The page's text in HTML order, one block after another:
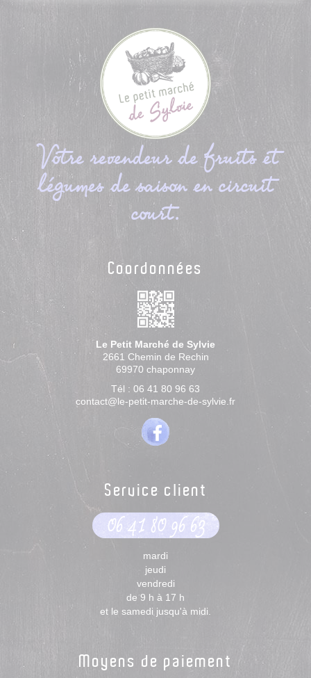
Votre revendeur de fruits et
légumes de saison en circuit
court.
Coordonnées
Le Petit Marché de Sylvie
2661 Chemin de Rechin
69970 chaponnay
Tél : 06 41 80 96 63
contact@le-petit-marche-de-sylvie.fr
Service client
06 41 80 96 63
mardi
jeudi
vendredi
de 9 h à 17 h
et le samedi jusqu'à midi.
Moyens de paiement